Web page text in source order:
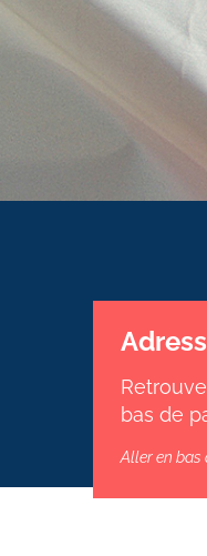
bas de
Aller en bas